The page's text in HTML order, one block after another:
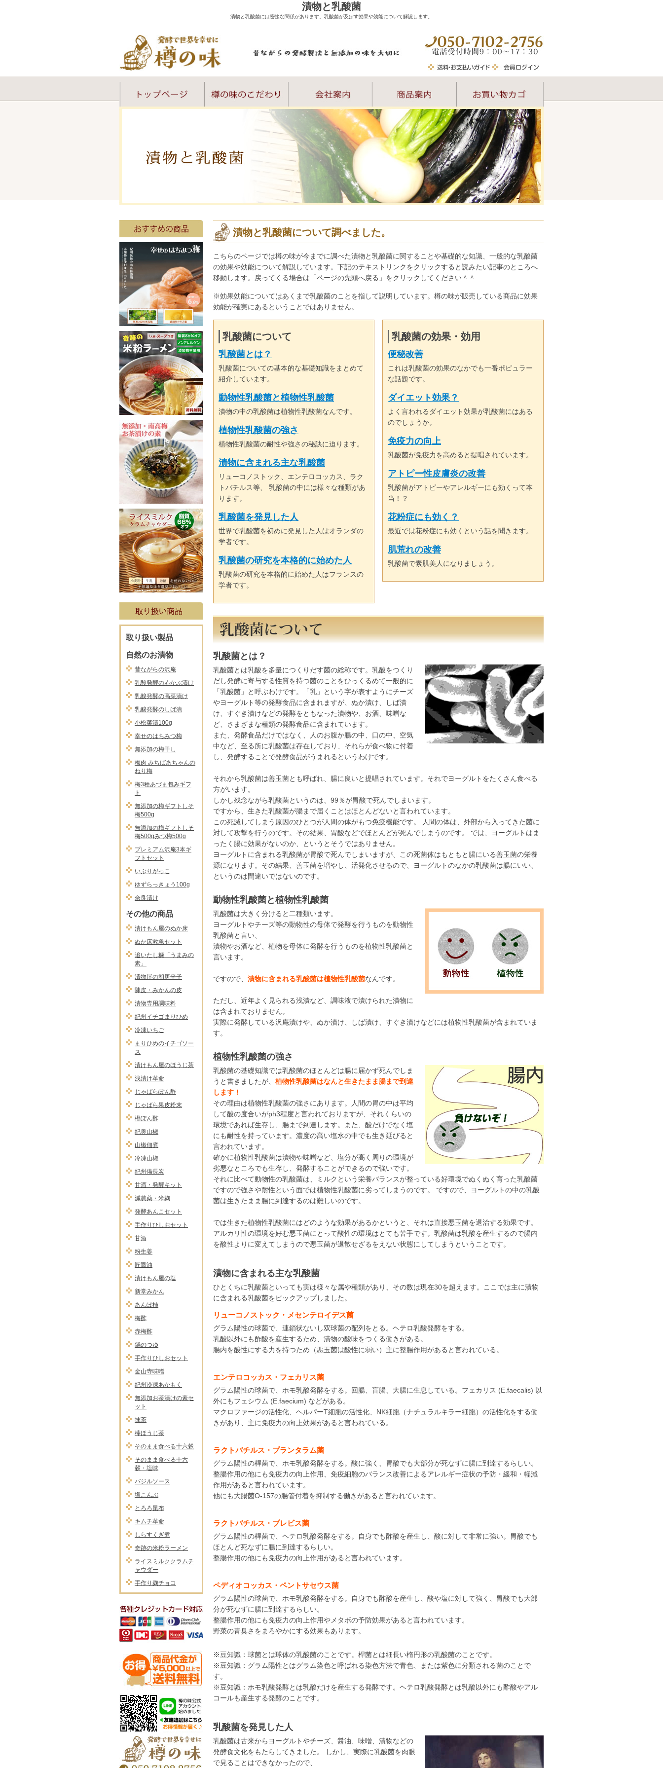
漬物と乳酸菌
漬物と乳酸菌には密接な関係があります。乳酸菌が及ぼす効果や効能について解説します。
取り扱い製品
自然のお漬物
昔ながらの沢庵
乳酸発酵の赤かぶ漬け
乳酸発酵の高菜漬け
乳酸発酵のしば漬
小松菜漬100g
幸せのはちみつ梅
無添加の梅干し
梅肉 みちばあちゃんの
ねり梅
梅3種あづま包みギフ
ト
無添加の梅ギフトしそ
梅500g
無添加の梅ギフトしそ
梅500gみつ梅500g
プレミアム沢庵3本ギ
フトセット
いぶりがっこ
ゆずらっきょう100g
奈良漬け
その他の商品
漬けもん屋のぬか床
ぬか床救急セット
追いたし糠「うまみの
素」
漬物屋の和唐辛子
陳皮・みかんの皮
漬物専用調味料
紀州イチゴまりひめ
冷凍いちご
まりひめのイチゴソー
ス
漬けもん屋のほうじ茶
浅漬け革命
じゃばらぽん酢
じゃばら果皮粉末
橙ぽん酢
紀奥山椒
山椒佃煮
冷凍山椒
紀州備長炭
甘酒・発酵キット
減農薬・米麹
発酵あんこセット
手作りひしおセット
甘酒
粉生姜
匠醤油
漬けもん屋の塩
新堂みかん
あんぽ柿
梅酢
赤梅酢
鍋のつゆ
手作りひしおセット
金山寺味噌
紀州冷凍あかもく
無添加お茶漬けの素セ
ット
抹茶
棒ほうじ茶
そのまま食べる十六穀
そのまま食べる十六
穀・塩味
バジルソース
塩こんぶ
とろろ昆布
キムチ革命
しらすくぎ煮
奇跡の米粉ラーメン
ライスミルククラムチ
ャウダー
手作り麹チョコ
漬物と乳酸菌について調べました。
こちらのページでは樽の味が今までに調べた漬物と乳酸菌に関することや基礎的な知識、一般的な乳酸菌
の効果や効能について解説しています。下記のテキストリンクをクリックすると読みたい記事のところへ
移動します。戻ってくる場合は「ページの先頭へ戻る」をクリックしてください＾＾
※効果効能についてはあくまで乳酸菌のことを指して説明しています。樽の味が販売している商品に効果
効能が確実にあるということではありません。
乳酸菌について
乳酸菌とは？
乳酸菌についての基本的な基礎知識をまとめて
紹介しています。
動物性乳酸菌と植物性乳酸菌
漬物の中の乳酸菌は植物性乳酸菌なんです。
植物性乳酸菌の強さ
植物性乳酸菌の耐性や強さの秘訣に迫ります。
漬物に含まれる主な乳酸菌
リューコノストック、エンテロコッカス、ラク
トバチルス等、 乳酸菌の中には様々な種類があ
ります。
乳酸菌を発見した人
世界で乳酸菌を初めに発見した人はオランダの
学者です。
乳酸菌の研究を本格的に始めた人
乳酸菌の研究を本格的に始めた人はフランスの
学者です。
乳酸菌の効果・効用
便秘改善
これは乳酸菌の効果のなかでも一番ポピュラー
な話題です。
ダイエット効果？
よく言われるダイエット効果が乳酸菌にはある
のでしょうか。
免疫力の向上
乳酸菌が免疫力を高めると提唱されています。
アトピー性皮膚炎の改善
乳酸菌がアトピーやアレルギーにも効くって本
当！？
花粉症にも効く？
最近では花粉症にも効くという話を聞きます。
肌荒れの改善
乳酸菌で素肌美人になりましょう。
乳酸菌とは？
乳酸菌とは乳酸を多量につくりだす菌の総称です。乳酸をつくり
だし発酵に寄与する性質を持つ菌のことをひっくるめて一般的に
「乳酸菌」と呼ぶわけです。「乳」という字が表すようにチーズ
やヨーグルト等の発酵食品に含まれますが、ぬか漬け、しば漬
け、すぐき漬けなどの発酵をともなった漬物や、お酒、味噌な
ど、さまざまな種類の発酵食品に含まれています。
また、発酵食品だけではなく、人のお腹か腸の中、口の中、空気
中など、至る所に乳酸菌は存在しており、それらが食べ物に付着
し、発酵することで発酵食品がうまれるというわけです。
それから乳酸菌は善玉菌とも呼ばれ、腸に良いと提唱されています。それでヨーグルトをたくさん食べる
方がいます。
しかし残念ながら乳酸菌というのは、99％が胃酸で死んでしまいます。
ですから、生きた乳酸菌が腸まで届くことはほとんどないと言われています。
この死滅してしまう原因のひとつが人間の体がもつ免疫機能です。 人間の体は、外部から入ってきた菌に
対して攻撃を行うのです。その結果、胃酸などでほとんどが死んでしまうのです。 では、ヨーグルトはま
ったく腸に効果がないのか、というとそうではありません。
ヨーグルトに含まれる乳酸菌が胃酸で死んでしまいますが、この死菌体はもともと腸にいる善玉菌の栄養
源になります。その結果、善玉菌を増やし、活発化させるので、ヨーグルトのなかの乳酸菌は腸にいい、
というのは間違いではないのです。
動物性乳酸菌と植物性乳酸菌
乳酸菌は大きく分けると二種類います。
ヨーグルトやチーズ等の動物性の母体で発酵を行うものを動物性
乳酸菌と言い、
漬物やお酒など、植物を母体に発酵を行うものを植物性乳酸菌と
言います。
ですので、 漬物に含まれる乳酸菌は植物性乳酸菌なんです。
ただし、近年よく見られる浅漬など、調味液で漬けられた漬物に
は含まれておりません。
実際に発酵している沢庵漬けや、ぬか漬け、しば漬け、すぐき漬けなどには植物性乳酸菌が含まれていま
す。
植物性乳酸菌の強さ
乳酸菌の基礎知識では乳酸菌のほとんどは腸に届かず死んでしま
うと書きましたが、 植物性乳酸菌はなんと生きたまま腸まで到達
します！
その理由は植物性乳酸菌の強さにあります。人間の胃の中は平均
して酸の度合いがph3程度と言われておりますが、それくらいの
環境であれば生存し、腸まで到達します。また、酸だけでなく塩
にも耐性を持っています。濃度の高い塩水の中でも生き延びると
言われています。
確かに植物性乳酸菌は漬物や味噌など、塩分が高く周りの環境が
劣悪なところでも生存し、発酵することができるので強いです。
それに比べて動物性の乳酸菌は、ミルクという栄養バランスが整っている好環境でぬくぬく育った乳酸菌
ですので強さや耐性という面では植物性乳酸菌に劣ってしまうのです。 ですので、ヨーグルトの中の乳酸
菌は生きたまま腸に到達するのは難しいのです。
では生きた植物性乳酸菌にはどのような効果があるかというと、それは直接悪玉菌を退治する効果です。
アルカリ性の環境を好む悪玉菌にとって酸性の環境はとても苦手です。乳酸菌は乳酸を産生するので腸内
を酸性よりに変えてしまうので悪玉菌が退散せざるをえない状態にしてしまうということです。
漬物に含まれる主な乳酸菌
ひとくちに乳酸菌といっても実は様々な属や種類があり、その数は現在30を超えます。ここでは主に漬物
に含まれる乳酸菌をピックアップしました。
リューコノストック・メセンテロイデス菌
グラム陽性の球菌で、連鎖状ないし双球菌の配列をとる。ヘテロ乳酸発酵をする。
乳酸以外にも酢酸を産生するため、漬物の酸味をつくる働きがある。
腸内を酸性にする力を持つため（悪玉菌は酸性に弱い）主に整腸作用があると言われている。
エンテロコッカス・フェカリス菌
グラム陽性の球菌で、ホモ乳酸発酵をする。回腸、盲腸、大腸に生息している。フェカリス (E.faecalis) 以
外にもフェシウム (E.faecium) などがある。
マクロファージの活性化、ヘルパーT細胞の活性化、NK細胞（ナチュラルキラー細胞）の活性化をする働
きがあり、主に免疫力の向上効果があると言われている。
ラクトバチルス・プランタラム菌
グラム陽性の桿菌で、ホモ乳酸発酵をする。酸に強く、胃酸でも大部分が死なずに腸に到達するらしい。
整腸作用の他にも免疫力の向上作用、免疫細胞のバランス改善によるアレルギー症状の予防・緩和・軽減
作用があると言われています。
他にも大腸菌O-157の腸管付着を抑制する働きがあると言われています。
ラクトバチルス・ブレビス菌
グラム陽性の桿菌で、ヘテロ乳酸発酵をする。自身でも酢酸を産生し、酸に対して非常に強い。胃酸でも
ほとんど死なずに腸に到達するらしい。
整腸作用の他にも免疫力の向上作用があると言われています。
ペディオコッカス・ペントサセウス菌
グラム陽性の球菌で、ホモ乳酸発酵をする。自身でも酢酸を産生し、酸や塩に対して強く、胃酸でも大部
分が死なずに腸に到達するらしい。
整腸作用の他にも免疫力の向上作用やメタボの予防効果があると言われています。
野菜の青臭さをまろやかにする効果もあります。
※豆知識：球菌とは球体の乳酸菌のことです。桿菌とは細長い楕円形の乳酸菌のことです。
※豆知識：グラム陽性とはグラム染色と呼ばれる染色方法で青色、または紫色に分類される菌のことで
す。
※豆知識：ホモ乳酸発酵とは乳酸だけを産生する発酵です。ヘテロ乳酸発酵とは乳酸以外にも酢酸やアル
コールも産生する発酵のことです。
乳酸菌を発見した人
乳酸菌は古来からヨーグルトやチーズ、醤油、味噌、漬物などの
発酵食文化をもたらしてきました。 しかし、実際に乳酸菌を肉眼
で見ることはできなかったので、